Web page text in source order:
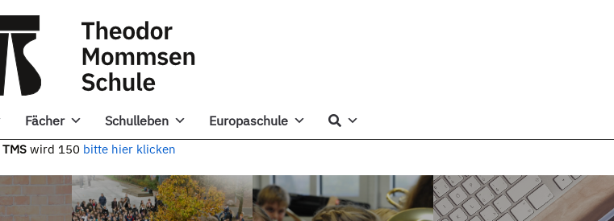
Fächer Schulleben Europaschule
TMS wird 150 bitte hier klicken